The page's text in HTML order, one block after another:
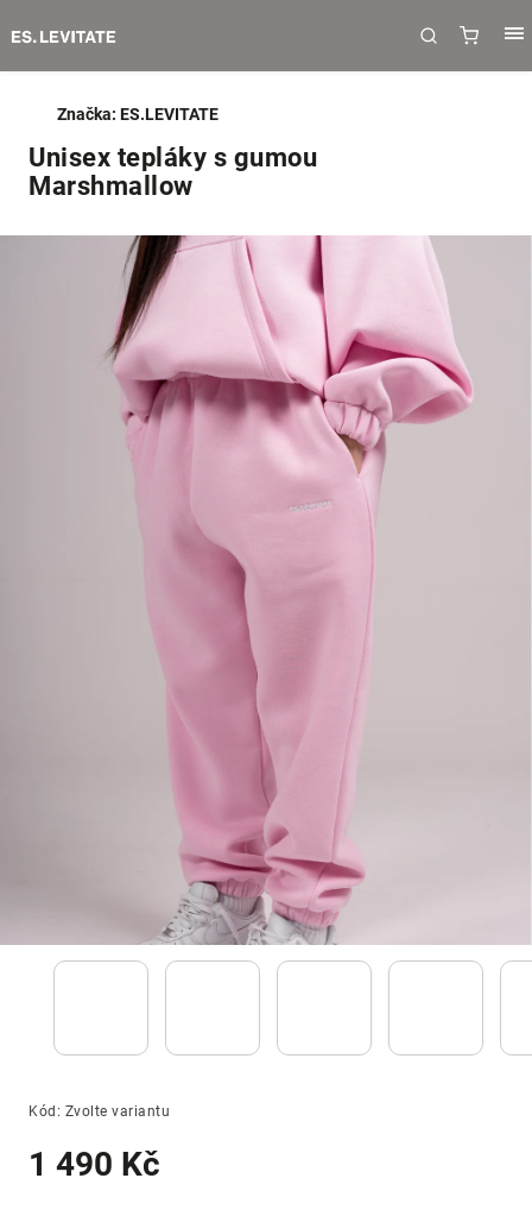
Unisex tepláky s gumou
Marshmallow
Kód: Zvolte variantu
1 490 Kč
Značka: ES.LEVITATE